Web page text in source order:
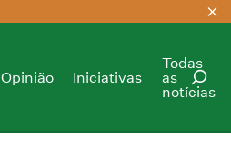
Opinião Iniciativas
Todas
as
notícias